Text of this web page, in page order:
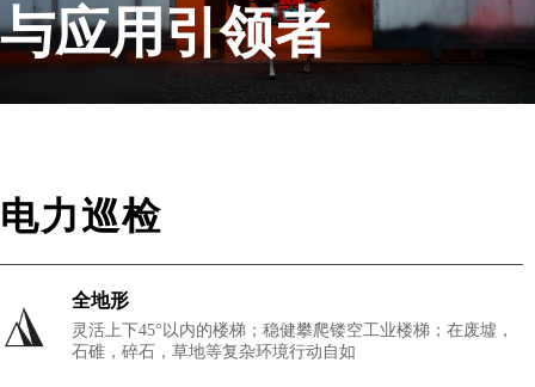
与应用引领者
电力巡检
全地形
灵活上下45°以内的楼梯；稳健攀爬镂空工业楼梯；在废墟，
石碓，碎石，草地等复杂环境行动自如